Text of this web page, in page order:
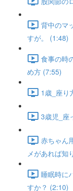
背中のマ
すが。 (1:48)
食事の時
め方 (7:55)
1歳_座り
3歳児_座
赤ちゃん
メがあれば知
睡眠時に
すか？ (2:10)